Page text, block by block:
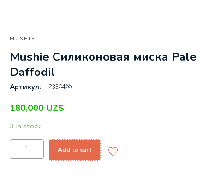
MUSHIE
Mushie Силиконовая миска Pale
Daffodil
Артикул: 2330466
180,000 UZS
3 in stock
Add to cart